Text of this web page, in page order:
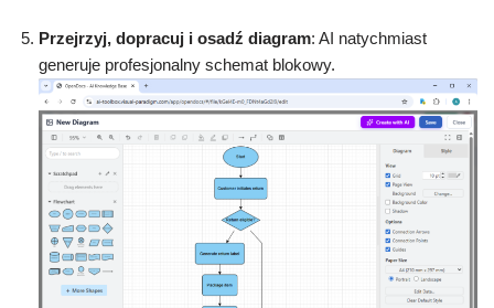
Przejrzyj, dopracuj i osadź diagram: AI natychmiast
generuje profesjonalny schemat blokowy.